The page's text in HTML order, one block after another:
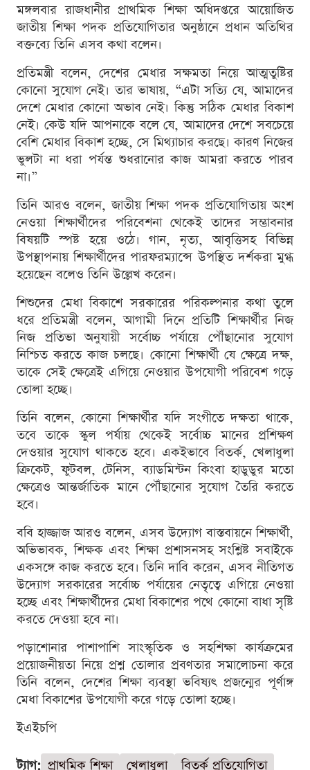
মঙ্গলবার রাজধানীর প্রাথমিক শিক্ষা অধিদপ্তরে আয়োজিত
জাতীয় শিক্ষা পদক প্রতিযোগিতার অনুষ্ঠানে প্রধান অতিথির
বক্তব্যে তিনি এসব কথা বলেন।
প্রতিমন্ত্রী বলেন, দেশের মেধার সক্ষমতা নিয়ে আত্মতুষ্টির
কোনো সুযোগ নেই। তার ভাষায়, “এটা সত্যি যে, আমাদের
দেশে মেধার কোনো অভাব নেই। কিন্তু সঠিক মেধার বিকাশ
নেই। কেউ যদি আপনাকে বলে যে, আমাদের দেশে সবচেয়ে
বেশি মেধার বিকাশ হচ্ছে, সে মিথ্যাচার করছে। কারণ নিজের
ভুলটা না ধরা পর্যন্ত শুধরানোর কাজ আমরা করতে পারব
না।”
তিনি আরও বলেন, জাতীয় শিক্ষা পদক প্রতিযোগিতায় অংশ
নেওয়া শিক্ষার্থীদের পরিবেশনা থেকেই তাদের সম্ভাবনার
বিষয়টি স্পষ্ট হয়ে ওঠে। গান, নৃত্য, আবৃত্তিসহ বিভিন্ন
উপস্থাপনায় শিক্ষার্থীদের পারফরম্যান্সে উপস্থিত দর্শকরা মুগ্ধ
হয়েছেন বলেও তিনি উল্লেখ করেন।
শিশুদের মেধা বিকাশে সরকারের পরিকল্পনার কথা তুলে
ধরে প্রতিমন্ত্রী বলেন, আগামী দিনে প্রতিটি শিক্ষার্থীর নিজ
নিজ প্রতিভা অনুযায়ী সর্বোচ্চ পর্যায়ে পৌঁছানোর সুযোগ
নিশ্চিত করতে কাজ চলছে। কোনো শিক্ষার্থী যে ক্ষেত্রে দক্ষ,
তাকে সেই ক্ষেত্রেই এগিয়ে নেওয়ার উপযোগী পরিবেশ গড়ে
তোলা হচ্ছে।
তিনি বলেন, কোনো শিক্ষার্থীর যদি সংগীতে দক্ষতা থাকে,
তবে তাকে স্কুল পর্যায় থেকেই সর্বোচ্চ মানের প্রশিক্ষণ
দেওয়ার সুযোগ থাকতে হবে। একইভাবে বিতর্ক, খেলাধুলা
ক্রিকেট, ফুটবল, টেনিস, ব্যাডমিন্টন কিংবা হাডুডুর মতো
ক্ষেত্রেও আন্তর্জাতিক মানে পৌঁছানোর সুযোগ তৈরি করতে
হবে।
ববি হাজ্জাজ আরও বলেন, এসব উদ্যোগ বাস্তবায়নে শিক্ষার্থী,
অভিভাবক, শিক্ষক এবং শিক্ষা প্রশাসনসহ সংশ্লিষ্ট সবাইকে
একসঙ্গে কাজ করতে হবে। তিনি দাবি করেন, এসব নীতিগত
উদ্যোগ সরকারের সর্বোচ্চ পর্যায়ের নেতৃত্বে এগিয়ে নেওয়া
হচ্ছে এবং শিক্ষার্থীদের মেধা বিকাশের পথে কোনো বাধা সৃষ্টি
করতে দেওয়া হবে না।
পড়াশোনার পাশাপাশি সাংস্কৃতিক ও সহশিক্ষা কার্যক্রমের
প্রয়োজনীয়তা নিয়ে প্রশ্ন তোলার প্রবণতার সমালোচনা করে
তিনি বলেন, দেশের শিক্ষা ব্যবস্থা ভবিষ্যৎ প্রজন্মের পূর্ণাঙ্গ
মেধা বিকাশের উপযোগী করে গড়ে তোলা হচ্ছে।
ইএইচপি
ট্যাগ: প্রাথমিক শিক্ষা খেলাধুলা বিতর্ক প্রতিযোগিতা